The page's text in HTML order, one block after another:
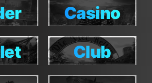
Casino
Casino
Club
Club